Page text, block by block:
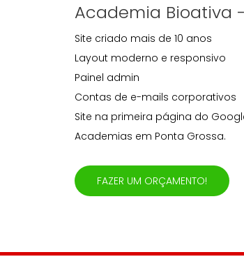
Academia Bioativa
Site criado mais de 10 anos
Layout moderno e responsivo
Painel admin
Contas de e-mails corporativos
Site na primeira página do
Academias em Ponta Grossa.
FAZER UM ORÇAMENTO!